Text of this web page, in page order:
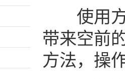
使用方
带来空前
方法，操